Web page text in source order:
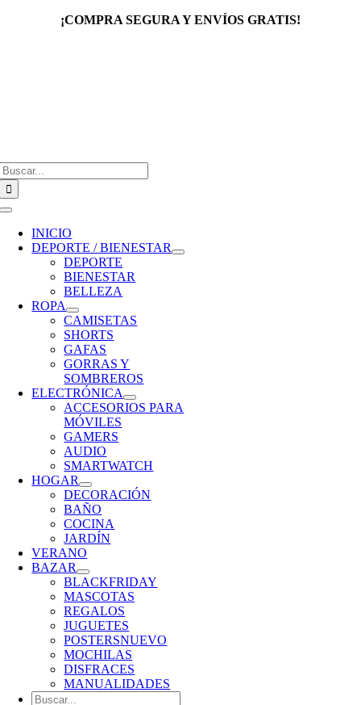
¡COMPRA SEGURA Y ENVÍOS GRATIS!
Toggle
Navigation
INICIO
DEPORTE / BIENESTAR
DEPORTE
BIENESTAR
BELLEZA
ROPA
CAMISETAS
SHORTS
GAFAS
GORRAS Y
SOMBREROS
ELECTRÓNICA
ACCESORIOS PARA
MÓVILES
GAMERS
AUDIO
SMARTWATCH
HOGAR
DECORACIÓN
BAÑO
COCINA
JARDÍN
VERANO
BAZAR
BLACKFRIDAY
MASCOTAS
REGALOS
JUGUETES
POSTERSNUEVO
MOCHILAS
DISFRACES
MANUALIDADES
Buscar: